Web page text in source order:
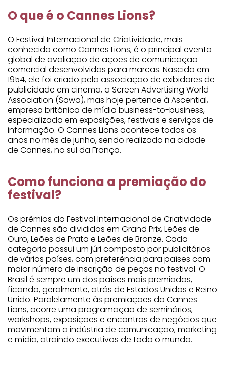
O que é o Cannes Lions?
O Festival Internacional de Criatividade, mais
conhecido como Cannes Lions, é o principal evento
global de avaliação de ações de comunicação
comercial desenvolvidas para marcas. Nascido em
1954, ele foi criado pela associação de exibidores de
publicidade em cinema, a Screen Advertising World
Association (Sawa), mas hoje pertence à Ascential,
empresa britânica de mídia business-to-business,
especializada em exposições, festivais e serviços de
informação. O Cannes Lions acontece todos os
anos no mês de junho, sendo realizado na cidade
de Cannes, no sul da França.
Como funciona a premiação do
festival?
Os prêmios do Festival Internacional de Criatividade
de Cannes são divididos em Grand Prix, Leões de
Ouro, Leões de Prata e Leões de Bronze. Cada
categoria possui um júri composto por publicitários
de vários países, com preferência para países com
maior número de inscrição de peças no festival. O
Brasil é sempre um dos países mais premiados,
ficando, geralmente, atrás de Estados Unidos e Reino
Unido. Paralelamente às premiações do Cannes
Lions, ocorre uma programação de seminários,
workshops, exposições e encontros de negócios que
movimentam a indústria de comunicação, marketing
e mídia, atraindo executivos de todo o mundo.